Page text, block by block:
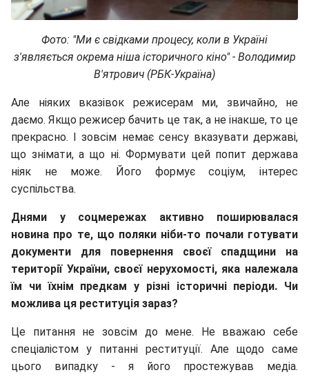
Фото: "Ми є свідками процесу, коли в Україні
з'являється окрема ніша історичного кіно" - Володимир
В'ятрович (РБК-Україна)
Але ніяких вказівок режисерам ми, звичайно, не
даємо. Якщо режисер бачить це так, а не інакше, то це
прекрасно. І зовсім немає сенсу вказувати державі,
що знімати, а що ні. Формувати цей попит держава
ніяк не може. Його формує соціум, інтерес
суспільства.
Днями у соцмережах активно поширювалася
новина про те, що поляки ніби-то почали готувати
документи для повернення своєї спадщини на
території України, своєї нерухомості, яка належала
їм чи їхнім предкам у різні історичні періоди. Чи
можлива ця реституція зараз?
Це питання не зовсім до мене. Не вважаю себе
спеціалістом у питанні реституції. Але щодо саме
цього випадку - я його простежував медіа.